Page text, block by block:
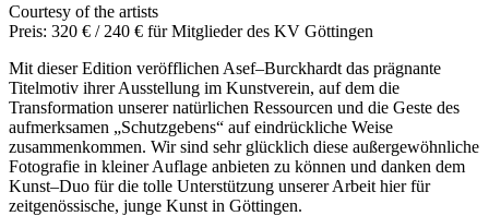
Courtesy of the artists
Preis: 320 € / 240 € für Mitglieder des KV Göttingen
Mit dieser Edition veröfflichen Asef–Burckhardt das prägnante
Titelmotiv ihrer Ausstellung im Kunstverein, auf dem die
Transformation unserer natürlichen Ressourcen und die Geste des
aufmerksamen „Schutzgebens“ auf eindrückliche Weise
zusammenkommen. Wir sind sehr glücklich diese außergewöhnliche
Fotografie in kleiner Auflage anbieten zu können und danken dem
Kunst–Duo für die tolle Unterstützung unserer Arbeit hier für
zeitgenössische, junge Kunst in Göttingen.